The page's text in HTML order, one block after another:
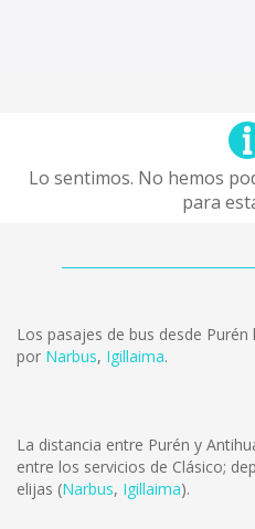
Lo sentimos. No hemos
para
Los pasajes de bus desde
por Narbus, Igillaima.
La distancia entre Purén y
entre los servicios de Clásico;
elijas (Narbus, Igillaima).